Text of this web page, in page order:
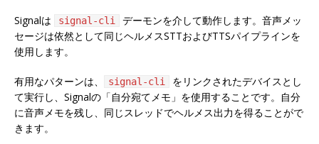
Signalは signal-cli
デーモンを介して動作します。音声メッ
セージは依然として同じヘルメスSTTおよびTTSパイプラインを
使用します。
有用なパターンは、 signal-cli
をリンクされたデバイスとし
て実行し、Signalの「自分宛てメモ」を使用することです。自分
に音声メモを残し、同じスレッドでヘルメス出力を得ることがで
きます。